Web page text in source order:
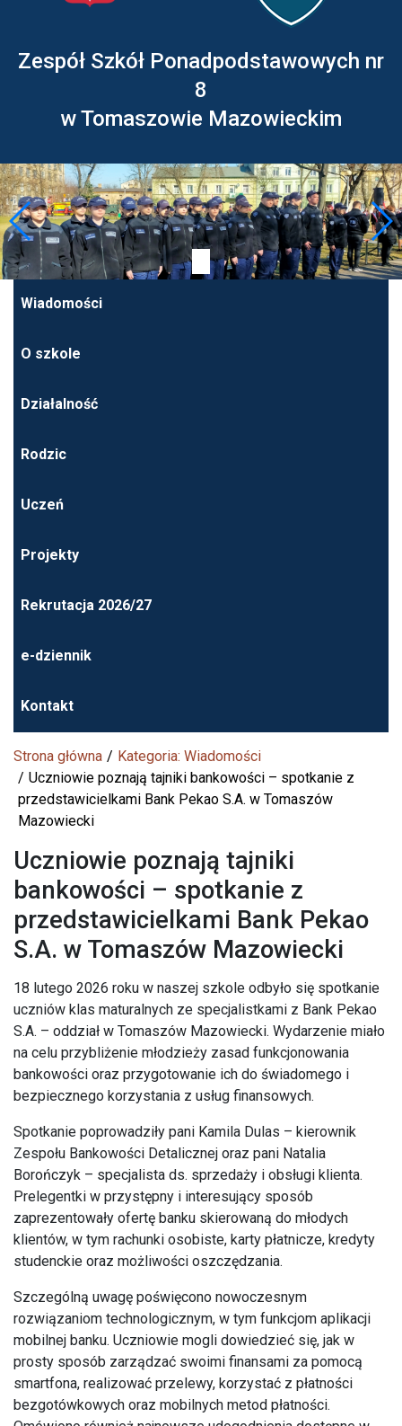
Zespół Szkół Ponadpodstawowych nr
8
w Tomaszowie Mazowieckim
Wiadomości
O szkole
Działalność
Rodzic
Uczeń
Projekty
Rekrutacja 2026/27
e-dziennik
Kontakt
Strona główna
Kategoria: Wiadomości
Uczniowie poznają tajniki bankowości – spotkanie z
przedstawicielkami Bank Pekao S.A. w Tomaszów
Mazowiecki
Uczniowie poznają tajniki
bankowości – spotkanie z
przedstawicielkami Bank Pekao
S.A. w Tomaszów Mazowiecki
18 lutego 2026 roku w naszej szkole odbyło się spotkanie
uczniów klas maturalnych ze specjalistkami z Bank Pekao
S.A. – oddział w Tomaszów Mazowiecki. Wydarzenie miało
na celu przybliżenie młodzieży zasad funkcjonowania
bankowości oraz przygotowanie ich do świadomego i
bezpiecznego korzystania z usług finansowych.
Spotkanie poprowadziły pani Kamila Dulas – kierownik
Zespołu Bankowości Detalicznej oraz pani Natalia
Borończyk – specjalista ds. sprzedaży i obsługi klienta.
Prelegentki w przystępny i interesujący sposób
zaprezentowały ofertę banku skierowaną do młodych
klientów, w tym rachunki osobiste, karty płatnicze, kredyty
studenckie oraz możliwości oszczędzania.
Szczególną uwagę poświęcono nowoczesnym
rozwiązaniom technologicznym, w tym funkcjom aplikacji
mobilnej banku. Uczniowie mogli dowiedzieć się, jak w
prosty sposób zarządzać swoimi finansami za pomocą
smartfona, realizować przelewy, korzystać z płatności
bezgotówkowych oraz mobilnych metod płatności.